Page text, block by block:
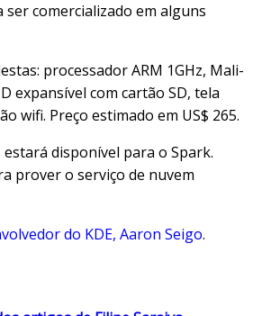
comercializado em alguns
processador ARM 1GHz, Mali-
expansível com cartão SD, tela
wifi. Preço estimado em US$ 265.
disponível para o Spark.
prover o serviço de nuvem
do KDE, Aaron Seigo.